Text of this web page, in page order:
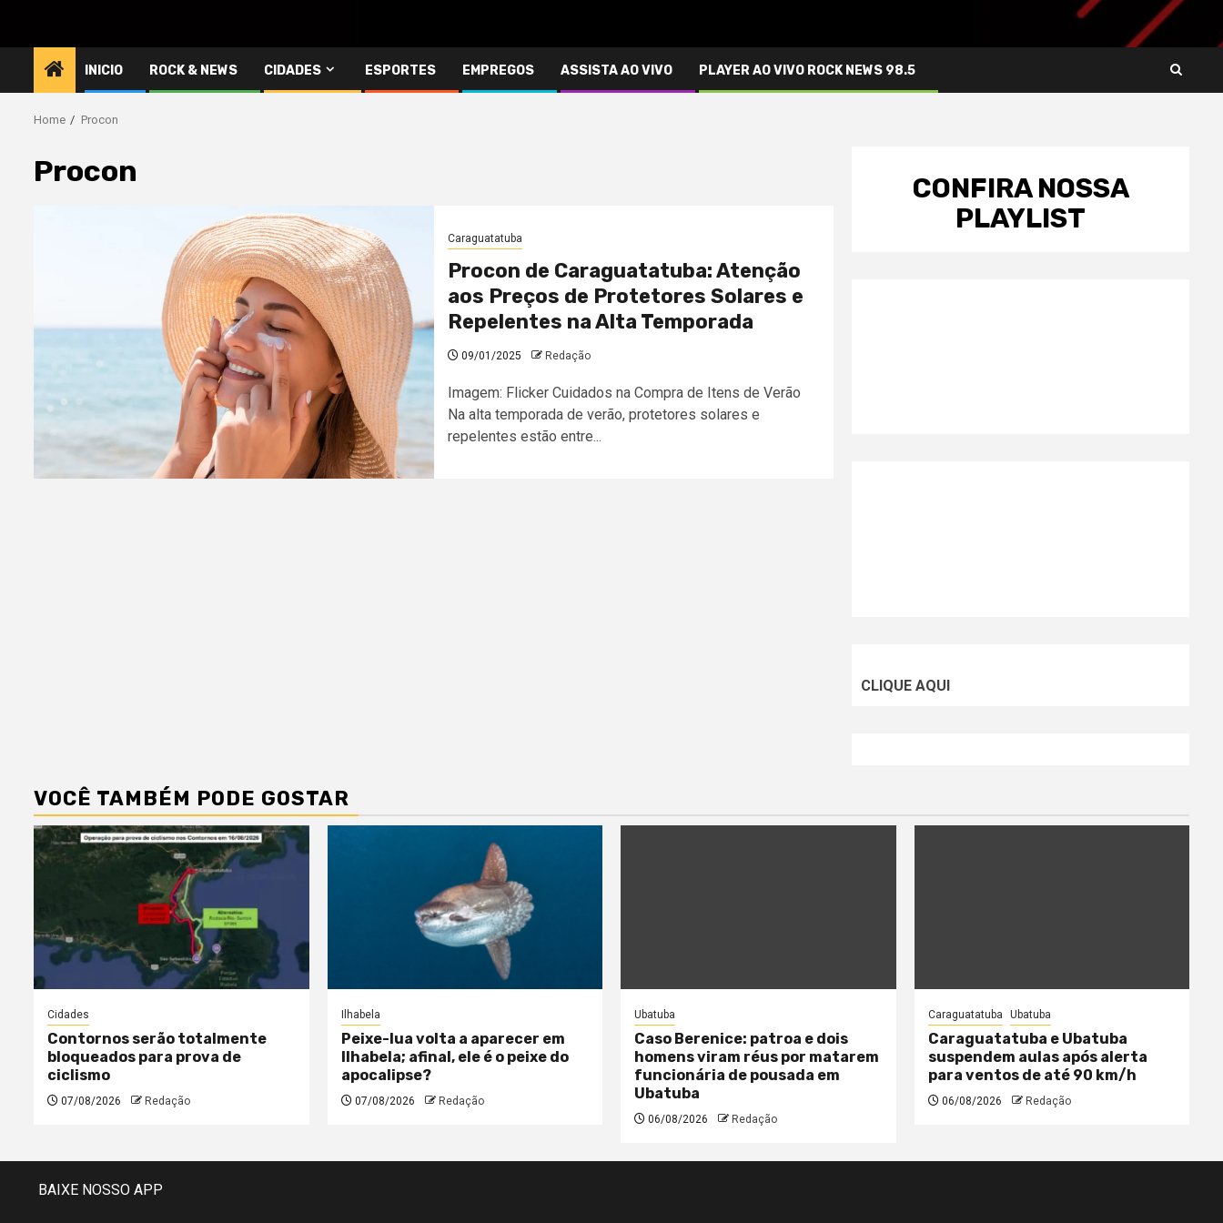
INICIO ROCK & NEWS CIDADES ESPORTES EMPREGOS ASSISTA AO VIVO PLAYER AO VIVO ROCK NEWS 98.5
Home Procon
Procon
Caraguatatuba
Procon de Caraguatatuba: Atenção
aos Preços de Protetores Solares e
Repelentes na Alta Temporada
09/01/2025 Redação
Imagem: Flicker Cuidados na Compra de Itens de Verão
Na alta temporada de verão, protetores solares e
repelentes estão entre...
CONFIRA NOSSA
PLAYLIST
CLIQUE AQUI
VOCÊ TAMBÉM PODE GOSTAR
Cidades
Contornos serão totalmente
bloqueados para prova de
ciclismo
07/08/2026 Redação
Ilhabela
Peixe-lua volta a aparecer em
Ilhabela; afinal, ele é o peixe do
apocalipse?
07/08/2026 Redação
Ubatuba
Caso Berenice: patroa e dois
homens viram réus por matarem
funcionária de pousada em
Ubatuba
06/08/2026 Redação
Caraguatatuba Ubatuba
Caraguatatuba e Ubatuba
suspendem aulas após alerta
para ventos de até 90 km/h
06/08/2026 Redação
BAIXE NOSSO APP